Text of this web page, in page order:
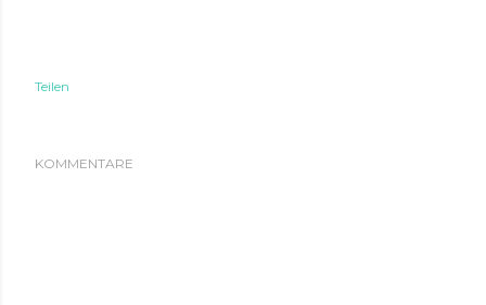
Teilen
KOMMENTARE